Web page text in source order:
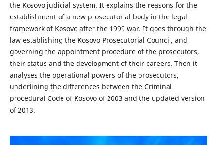
the Kosovo judicial system. It explains the reasons for the
establishment of a new prosecutorial body in the legal
framework of Kosovo after the 1999 war. It goes through the
law establishing the Kosovo Prosecutorial Council, and
governing the appointment procedure of the prosecutors,
their status and the development of their careers. Then it
analyses the operational powers of the prosecutors,
underlining the differences between the Criminal
procedural Code of Kosovo of 2003 and the updated version
of 2013.